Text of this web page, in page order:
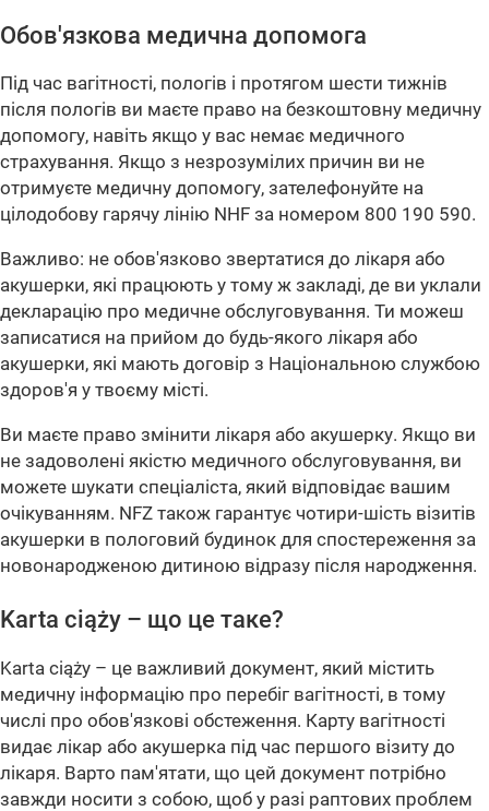
Обов'язкова медична допомога
Під час вагітності, пологів і протягом шести тижнів
після пологів ви маєте право на безкоштовну медичну
допомогу, навіть якщо у вас немає медичного
страхування. Якщо з незрозумілих причин ви не
отримуєте медичну допомогу, зателефонуйте на
цілодобову гарячу лінію NHF за номером 800 190 590.
Важливо: не обов'язково звертатися до лікаря або
акушерки, які працюють у тому ж закладі, де ви уклали
декларацію про медичне обслуговування. Ти можеш
записатися на прийом до будь-якого лікаря або
акушерки, які мають договір з Національною службою
здоров'я у твоєму місті.
Ви маєте право змінити лікаря або акушерку. Якщо ви
не задоволені якістю медичного обслуговування, ви
можете шукати спеціаліста, який відповідає вашим
очікуванням. NFZ також гарантує чотири-шість візитів
акушерки в пологовий будинок для спостереження за
новонародженою дитиною відразу після народження.
Karta ciąży – що це таке?
Karta ciąży – це важливий документ, який містить
медичну інформацію про перебіг вагітності, в тому
числі про обов'язкові обстеження. Карту вагітності
видає лікар або акушерка під час першого візиту до
лікаря. Варто пам'ятати, що цей документ потрібно
завжди носити з собою, щоб у разі раптових проблем